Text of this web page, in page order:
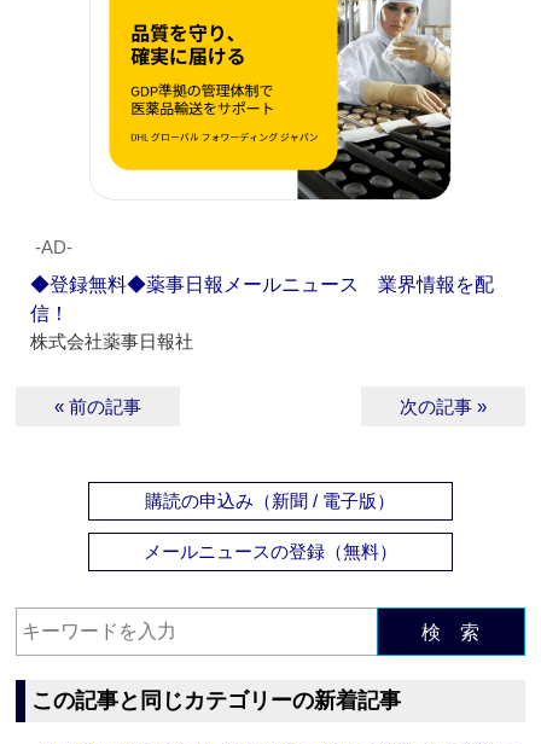
‐AD‐
◆登録無料◆薬事日報メールニュース 業界情報を配
信！
株式会社薬事日報社
« 前の記事 次の記事 »
購読の申込み（新聞 / 電子版）
メールニュースの登録（無料）
検 索
この記事と同じカテゴリーの新着記事